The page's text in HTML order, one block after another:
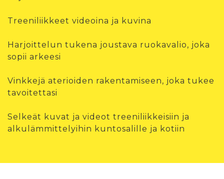
Treeniliikkeet videoina ja kuvina
Harjoittelun tukena joustava ruokavalio, joka
sopii arkeesi
Vinkkejä aterioiden rakentamiseen, joka tukee
tavoitettasi
Selkeät kuvat ja videot treeniliikkeisiin ja
alkulämmittelyihin kuntosalille ja kotiin